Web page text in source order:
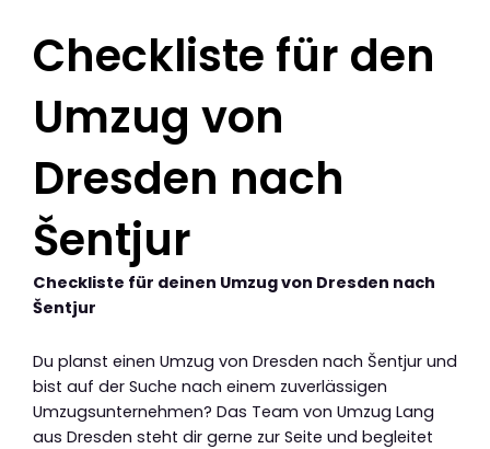
Checkliste für den
Umzug von
Dresden nach
Šentjur
Checkliste für deinen Umzug von Dresden nach
Šentjur
Du planst einen Umzug von Dresden nach Šentjur und
bist auf der Suche nach einem zuverlässigen
Umzugsunternehmen? Das Team von Umzug Lang
aus Dresden steht dir gerne zur Seite und begleitet